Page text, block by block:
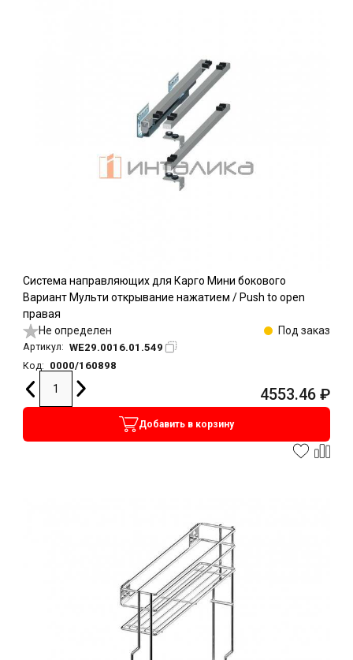
Система направляющих для Карго Мини бокового
Вариант Мульти открывание нажатием / Push to open
правая
Не определен
Под заказ
Артикул: WE29.0016.01.549
Код: 0000/160898
4553.46 ₽
Добавить в корзину